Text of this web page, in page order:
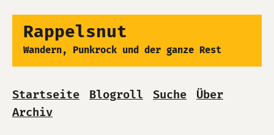
Rappelsnut
Wandern, Punkrock und der ganze Rest
Startseite Blogroll Suche
Über
Archiv